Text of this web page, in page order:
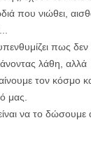
που νιώθει,
πως δεν
λάθη, αλλά
τον κόσμο
μας.
να το δώσουμε